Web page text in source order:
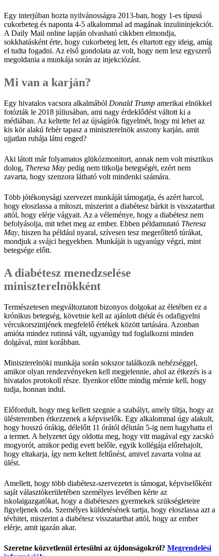
Egy interjúban hozta nyilvánosságra 2013-ban, hogy 1-es típusú
cukorbeteg és naponta 4-5 alkalommal ad magának inzulininjekciót.
A Daily Mail online lapján olvasható cikkben elmondja,
sokkhatásként érte, hogy cukorbeteg lett, és eltartott egy ideig, amíg
el tudta fogadni. Az első gondolata az volt, hogy nem lesz egyszerű
megoldania a munkája során az injekciózást.
Mi van a karján?
Egy hivatalos vacsora alkalmából Donald Trump amerikai elnökkel
fotózták le 2018 júliusában, ami nagy érdeklődést váltott ki a
médiában. Az keltette fel az újságírók figyelmét, hogy mi lehet az
kis kör alakú fehér tapasz a miniszterelnök asszony karján, amit
ujjatlan ruhája látni enged?
Aki látott már folyamatos glükózmonitort, annak nem volt misztikus
dolog, Theresa May pedig nem titkolja betegségét, ezért nem
zavarta, hogy szenzora látható volt mindenki számára.
Több jótékonysági szervezet munkáját támogatja, és azért harcol,
hogy eloszlassa a mítoszt, miszerint a diabétesz bárkit is visszatarthat
attól, hogy elérje vágyait. Az a véleménye, hogy a diabétesz nem
befolyásolja, mit tehet meg az ember. Ebben példamutató Theresa
May, hiszen ha például nyaral, szívesen tesz megerőltető túrákat,
mondjuk a svájci hegyekben. Munkáját is ugyanúgy végzi, mint
betegsége előtt.
A diabétesz menedzselése
miniszterelnökként
Természetesen megváltoztatott bizonyos dolgokat az életében ez a
krónikus betegség, követnie kell az ajánlott diétát és odafigyelni
vércukorszintjének megfelelő értékek között tartására. Azonban
amióta mindez rutinná vált, ugyanúgy tud foglalkozni minden
dolgával, mint korábban.
Miniszterelnöki munkája során sokszor találkozik nehézséggel,
amikor olyan rendezvényeken kell megjelennie, ahol az étkezés is a
hivatalos protokoll része. Ilyenkor előtte mindig mérnie kell, hogy
tudja, honnan indul.
Előfordult, hogy meg kellett szegnie a szabályt, amely tiltja, hogy az
ülésteremben étkezzenek a képviselők. Egy alkalommal úgy alakult,
hogy hosszú órákig, délelőtt 11 órától délután 5-ig nem hagyhatta el
a termet. A helyzetet úgy oldotta meg, hogy vitt magával egy zacskó
mogyorót, amikor pedig evett belőle, egyik kollégája előrehajolt,
hogy eltakarja, így nem keltett feltűnést, amivel zavarta volna az
ülést.
Amellett, hogy több diabétesz-szervezetet is támogat, képviselőként
saját választókerületében személyes levélben kérte az
iskolaigazgatókat, hogy a diabéteszes gyermekek szükségleteire
figyeljenek oda. Személyes küldetésének tartja, hogy eloszlassa azt a
tévhitet, miszerint a diabétesz visszatarthat attól, hogy az ember
elérje, amit igazán akar.
Szeretne közvetlenül értesülni az újdonságokról? Megrendelési